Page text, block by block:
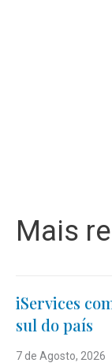
Mais
iServices
sul do país
7 de Agosto, 2026